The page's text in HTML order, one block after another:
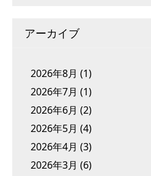
アーカイブ
2026年8月 (1)
2026年7月 (1)
2026年6月 (2)
2026年5月 (4)
2026年4月 (3)
2026年3月 (6)